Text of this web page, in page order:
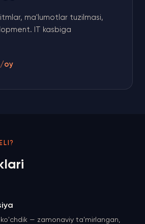
ma'lumotlar tuzilmasi,
IT kasbiga
oy
— zamonaviy ta'mirlangan,